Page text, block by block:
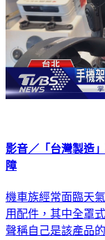
影音／「台灣製造
障
機車族經常面臨天
用配件，其中全罩
聲稱自己是該產品